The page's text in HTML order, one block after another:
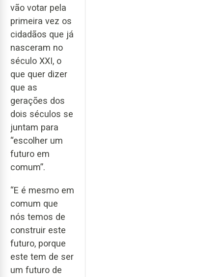
vão votar pela
primeira vez os
cidadãos que já
nasceram no
século XXI, o
que quer dizer
que as
gerações dos
dois séculos se
juntam para
“escolher um
futuro em
comum”.
“E é mesmo em
comum que
nós temos de
construir este
futuro, porque
este tem de ser
um futuro de